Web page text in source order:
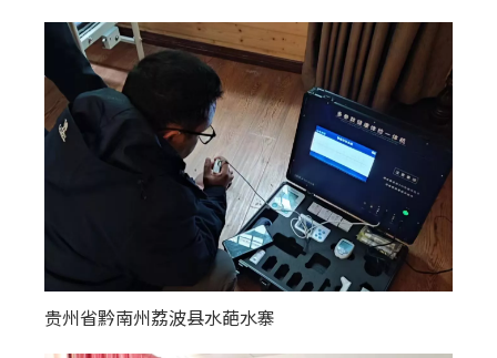
贵州省黔南州荔波县水葩水寨
塔尔湖镇中心卫生院